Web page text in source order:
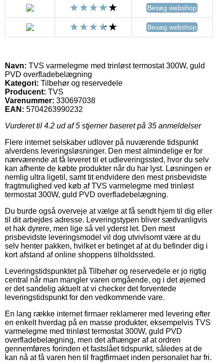
Besøg webshop
Besøg webshop
Navn: TVS varmelegme med trinløst termostat 300W, guld
PVD overfladebelægning
Kategori: Tilbehør og reservedele
Producent: TVS
Varenummer: 330697038
EAN: 5704263990232
Vurderet til 4.2 ud af 5 stjerner baseret på 35 anmeldelser
Flere internet selskaber udlover på nuværende tidspunkt
alverdens leveringsløsninger. Den mest almindelige er for
nærværende at få leveret til et udleveringssted, hvor du selv
kan afhente de købte produkter når du har lyst. Løsningen er
nemlig ultra ligetil, samt tit endvidere den mest prisbevidste
fragtmulighed ved køb af TVS varmelegme med trinløst
termostat 300W, guld PVD overfladebelægning.
Du burde også overveje at vælge at få sendt hjem til dig eller
til dit arbejdes adresse. Leveringstypen bliver sædvanligvis
et hak dyrere, men lige så vel yderst let. Den mest
prisbevidste leveringsmodel vil dog utvivlsomt være at du
selv henter pakken, hvilket er betinget af at du befinder dig i
kort afstand af online shoppens tilholdssted.
Leveringstidspunktet på Tilbehør og reservedele er jo rigtig
central når man mangler varen omgående, og i det øjemed
er det sandelig aktuelt at vi checker det forventede
leveringstidspunkt for den vedkommende vare.
En lang række internet firmaer reklamerer med levering efter
en enkelt hverdag på en masse produkter, eksempelvis TVS
varmelegme med trinløst termostat 300W, guld PVD
overfladebelægning, men det afhænger af at ordren
gennemføres forinden et fastslået tidspunkt, således at de
kan nå at få varen hen til fragtfirmaet inden personalet har fri.